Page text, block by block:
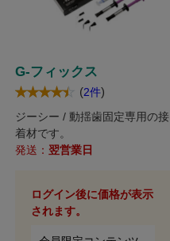
G-フィックス
(2件)
ジーシー / 動揺歯固定専用の接
着材です。
発送： 翌営業日
ログイン後に価格が表示
されます。